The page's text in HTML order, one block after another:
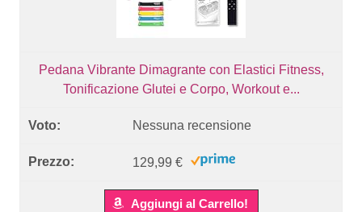
Pedana Vibrante Dimagrante con Elastici Fitness,
Tonificazione Glutei e Corpo, Workout e...
Nessuna recensione
129,99 €
Aggiungi al Carrello!